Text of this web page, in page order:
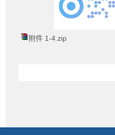
附件 1-4.zip